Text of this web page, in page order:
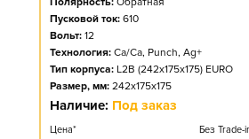
Пусковой ток: 610
Вольт: 12
Технология: Ca/Ca, Punch, Ag+
Тип корпуса: L2B (242x175x175) EURO
Размер, мм: 242x175x175
Наличие: Под заказ
Цена* Без Trade-